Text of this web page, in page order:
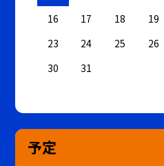
16
17 18 19
23
24 25 26
30
31
予定